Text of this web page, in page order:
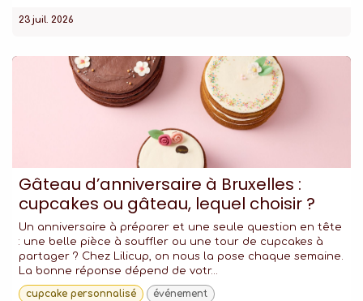
23 juil. 2026
Gâteau d’anniversaire à Bruxelles :
cupcakes ou gâteau, lequel choisir ?
Un anniversaire à préparer et une seule question en tête
: une belle pièce à souffler ou une tour de cupcakes à
partager ? Chez Lilicup, on nous la pose chaque semaine.
La bonne réponse dépend de votr...
cupcake personnalisé événement